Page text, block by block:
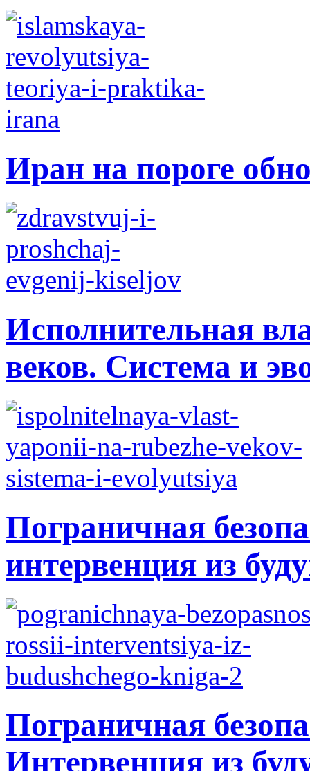
Иран на пороге
Исполнительная
веков. Система и
Пограничная
интервенция из
Пограничная
Интервенция из